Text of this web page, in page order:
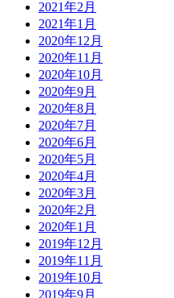
2021年2月
2021年1月
2020年12月
2020年11月
2020年10月
2020年9月
2020年8月
2020年7月
2020年6月
2020年5月
2020年4月
2020年3月
2020年2月
2020年1月
2019年12月
2019年11月
2019年10月
2019年9月